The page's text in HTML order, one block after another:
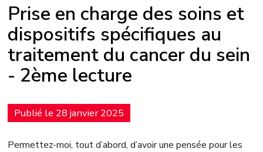
Prise en charge des soins et
dispositifs spécifiques au
traitement du cancer du sein
- 2ème lecture
Publié le 28 janvier 2025
Permettez-moi, tout d’abord, d’avoir une pensée pour les